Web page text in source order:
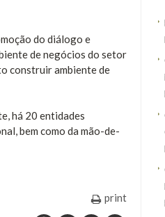
do diálogo e
de negócios do setor
construir ambiente de
há 20 entidades
bem como da mão-de-
print